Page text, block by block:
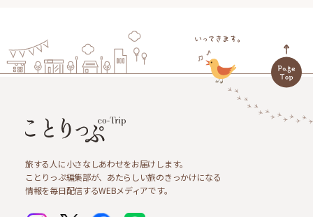
旅する人に小さなしあわせをお届けします。
ことりっぷ編集部が、あたらしい旅のきっかけになる
情報を毎日配信するWEBメディアです。